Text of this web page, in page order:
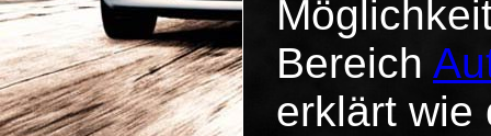
Bereich
erklärt wie